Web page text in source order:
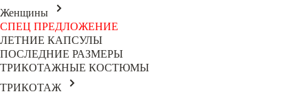
Женщины
СПЕЦ ПРЕДЛОЖЕНИЕ
ЛЕТНИЕ КАПСУЛЫ
ПОСЛЕДНИЕ РАЗМЕРЫ
ТРИКОТАЖНЫЕ КОСТЮМЫ
ТРИКОТАЖ